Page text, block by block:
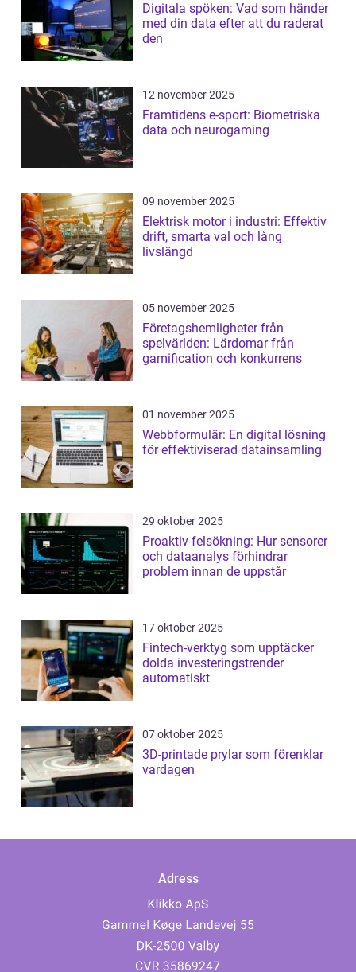
Digitala spöken: Vad som händer
med din data efter att du raderat
den
12 november 2025
Framtidens e-sport: Biometriska
data och neurogaming
09 november 2025
Elektrisk motor i industri: Effektiv
drift, smarta val och lång
livslängd
05 november 2025
Företagshemligheter från
spelvärlden: Lärdomar från
gamification och konkurrens
01 november 2025
Webbformulär: En digital lösning
för effektiviserad datainsamling
29 oktober 2025
Proaktiv felsökning: Hur sensorer
och dataanalys förhindrar
problem innan de uppstår
17 oktober 2025
Fintech-verktyg som upptäcker
dolda investeringstrender
automatiskt
07 oktober 2025
3D-printade prylar som förenklar
vardagen
Adress